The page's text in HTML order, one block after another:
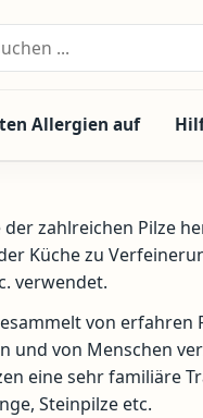
Allergien auf
zahlreichen Pilze
Küche zu
verwendet.
von erfahren
und von Menschen
eine sehr familiäre
Steinpilze etc.